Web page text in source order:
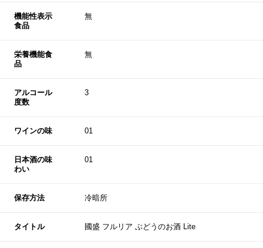
機能性表示
食品
無
栄養機能食
品
無
アルコール
度数
3
ワインの味 01
日本酒の味
わい
01
保存方法 冷暗所
タイトル 國盛 フルリア ぶどうのお酒 Lite